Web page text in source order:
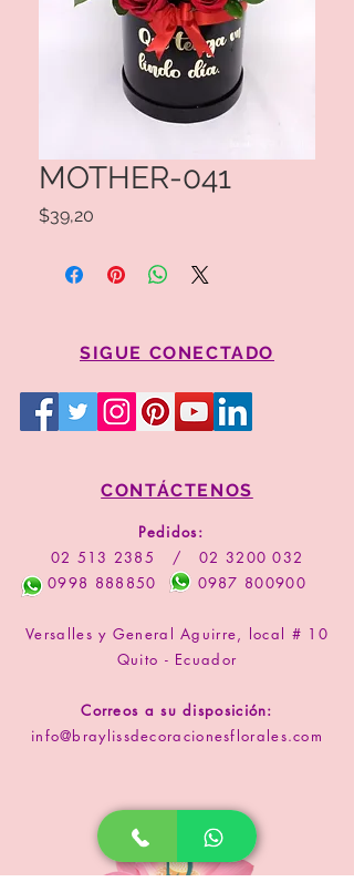
MOTHER-041
$39,20
SIGUE CONECTADO
CONTÁCTENOS
Pedidos:
02 513 2385
/02 3200 032
0998 888850
0987 800900
Versalles y General Aguirre, local # 10
Quito - Ecuador
Correos a su disposición:
info@braylissdecoracionesflorales.com